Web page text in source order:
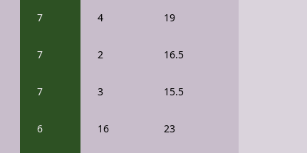
7 4 19
7 2 16.5
7 3 15.5
6 16 23